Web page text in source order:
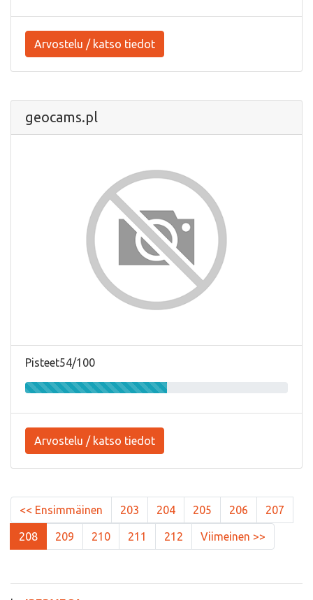
Arvostelu / katso tiedot
geocams.pl
Pisteet54/100
Arvostelu / katso tiedot
<< Ensimmäinen 203 204 205 206 207
208 209 210 211 212 Viimeinen >>